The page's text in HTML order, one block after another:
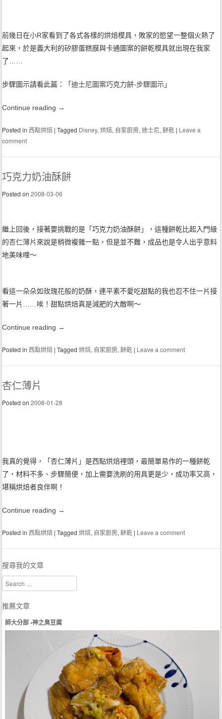
前幾日在小R家看到了各式各樣的烘焙模具，敗家的慾望一整個火熱了
起來，於是義大利的矽膠蛋糕膜與卡通圖案的餅乾模具就出現在我家
了……
步驟圖示請看此篇：「迪士尼圖案巧克力餅-步驟圖示」
Continue reading →
Posted in西點烘焙 |Tagged Disney,烘焙, 自家廚房,迪士尼,餅乾 | Leave a
comment
巧克力奶油酥餅
Posted on2008-03-06
繼上回後，接著要挑戰的是「巧克力奶油酥餅」，這種餅乾比起入門級
的杏仁薄片 來說是稍微複雜一點，但是並不難，成品也是令人出乎意料
地美味哩～
看這一朵朵如玫瑰花般的奶酥，連平素不愛吃甜點的我也忍不住一片接
著一片……唉！甜點烘焙真是減肥的大敵啊～
Continue reading →
Posted in西點烘焙 |Tagged烘焙, 自家廚房,餅乾 | Leave a comment
杏仁薄片
Posted on2008-01-28
我真的覺得，「杏仁薄片」是西點烘焙裡頭，最簡單易作的一種餅乾
了，材料不多、步驟簡便，加上需要洗刷的用具更是少，成功率又高，
堪稱烘焙者良伴啊！
Continue reading →
Posted in西點烘焙 |Tagged烘焙, 自家廚房,餅乾 | Leave a comment
搜尋我的文章
Search
推薦文章
師大分部 •神之臭豆腐